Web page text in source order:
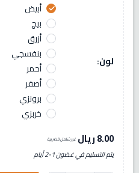
لون:
check
أبيض
بيج
أزرق
بنفسجي
أحمر
أصفر
برونزي
خربزي
8.00 ريال غير شامل للضريبة
يتم التسليم في غضون 1-2 أيام